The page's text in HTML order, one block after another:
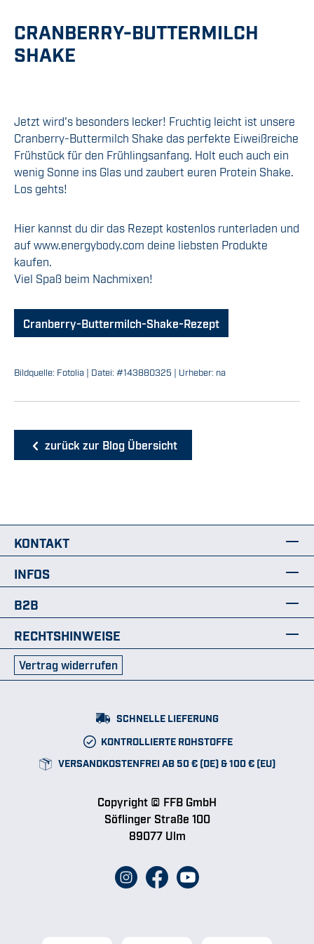
CRANBERRY-BUTTERMILCH
SHAKE
Jetzt wird's besonders lecker! Fruchtig leicht ist unsere
Cranberry-Buttermilch Shake das perfekte Eiweißreiche
Frühstück für den Frühlingsanfang. Holt euch auch ein
wenig Sonne ins Glas und zaubert euren Protein Shake.
Los gehts!
Hier kannst du dir das Rezept kostenlos runterladen und
auf www.energybody.com deine liebsten Produkte
kaufen.
Viel Spaß beim Nachmixen!
Cranberry-Buttermilch-Shake-Rezept
Bildquelle: Fotolia | Datei: #143880325 | Urheber: na
zurück zur Blog Übersicht
KONTAKT
INFOS
B2B
RECHTSHINWEISE
Vertrag widerrufen
SCHNELLE LIEFERUNG
KONTROLLIERTE ROHSTOFFE
VERSANDKOSTENFREI AB 50 € (DE) & 100 € (EU)
Copyright © FFB GmbH
Söflinger Straße 100
89077 Ulm